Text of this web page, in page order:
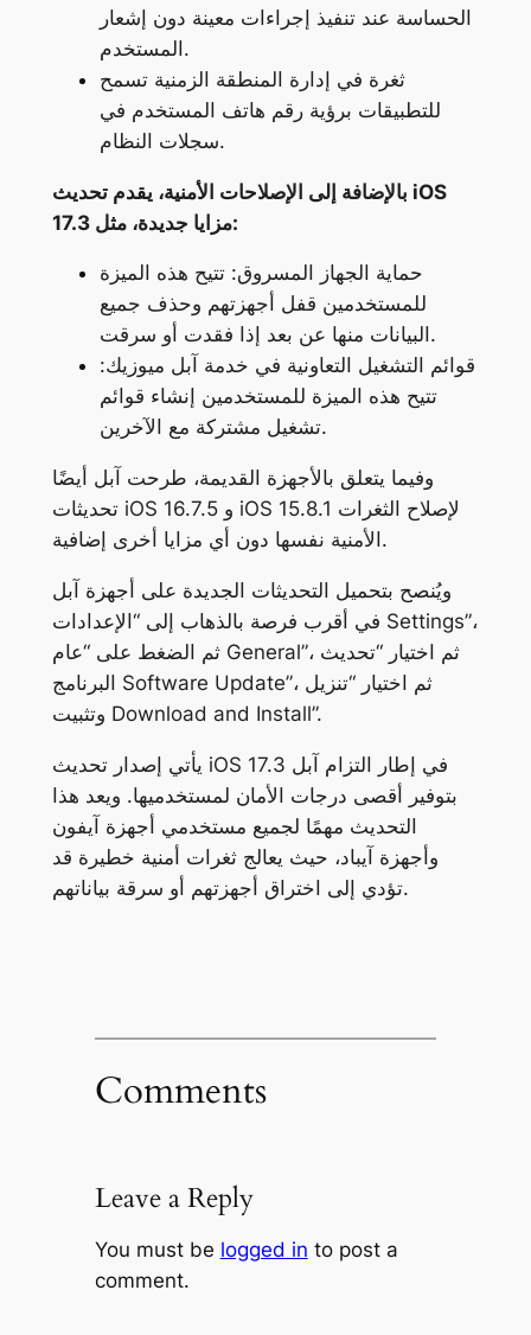
الحساسة عند تنفيذ إجراءات معينة دون إشعار
المستخدم.
ثغرة في إدارة المنطقة الزمنية تسمح
للتطبيقات برؤية رقم هاتف المستخدم في
سجلات النظام.
بالإضافة إلى الإصلاحات الأمنية، يقدم تحديث iOS
17.3 مزايا جديدة، مثل:
حماية الجهاز المسروق: تتيح هذه الميزة
للمستخدمين قفل أجهزتهم وحذف جميع
البيانات منها عن بعد إذا فقدت أو سرقت.
قوائم التشغيل التعاونية في خدمة آبل ميوزيك:
تتيح هذه الميزة للمستخدمين إنشاء قوائم
تشغيل مشتركة مع الآخرين.
وفيما يتعلق بالأجهزة القديمة، طرحت آبل أيضًا
تحديثات iOS 16.7.5 و iOS 15.8.1 لإصلاح الثغرات
الأمنية نفسها دون أي مزايا أخرى إضافية.
ويُنصح بتحميل التحديثات الجديدة على أجهزة آبل
في أقرب فرصة بالذهاب إلى “الإعدادات Settings”،
ثم الضغط على “عام General”، ثم اختيار “تحديث
البرنامج Software Update”، ثم اختيار “تنزيل
وتثبيت Download and Install”.
يأتي إصدار تحديث iOS 17.3 في إطار التزام آبل
بتوفير أقصى درجات الأمان لمستخدميها. ويعد هذا
التحديث مهمًا لجميع مستخدمي أجهزة آيفون
وأجهزة آيباد، حيث يعالج ثغرات أمنية خطيرة قد
تؤدي إلى اختراق أجهزتهم أو سرقة بياناتهم.
Comments
Leave a Reply
You must be logged in to post a
comment.